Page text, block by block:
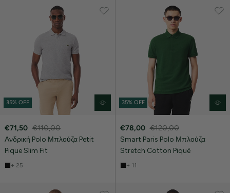
35% OFF
€71,50 €110,00
Ανδρική Polo Μπλούζα Petit
Pique Slim Fit
+ 25
35% OFF
€78,00 €120,00
Smart Paris Polo Μπλούζα
Stretch Cotton Piqué
+ 11